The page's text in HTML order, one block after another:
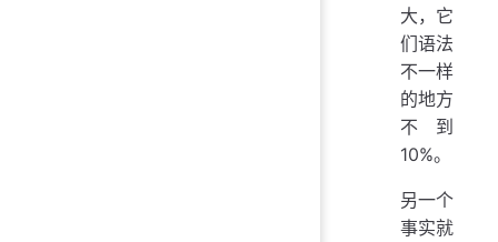
大，它
们语法
不一样
的地方
不到
10%。
另一个
事实就